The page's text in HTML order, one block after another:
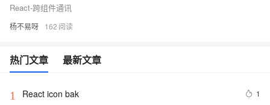
React-跨组件通讯
杨不易呀 162
热门文章 最新文章
1 React icon bak 1